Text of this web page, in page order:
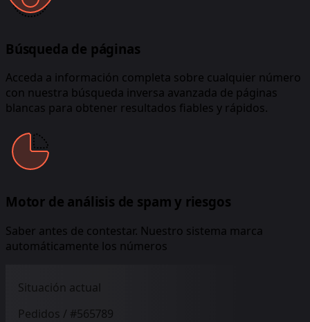
Búsqueda de páginas
Acceda a información completa sobre cualquier número
con nuestra búsqueda inversa avanzada de páginas
blancas para obtener resultados fiables y rápidos.
Motor de análisis de spam y riesgos
Saber antes de contestar. Nuestro sistema marca
automáticamente los números
Situación actual
Pedidos / #565789